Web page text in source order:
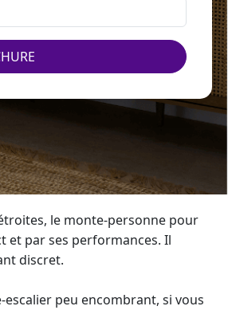
le monte-personne pour
et par ses performances. Il
discret.
escalier peu encombrant, si vous